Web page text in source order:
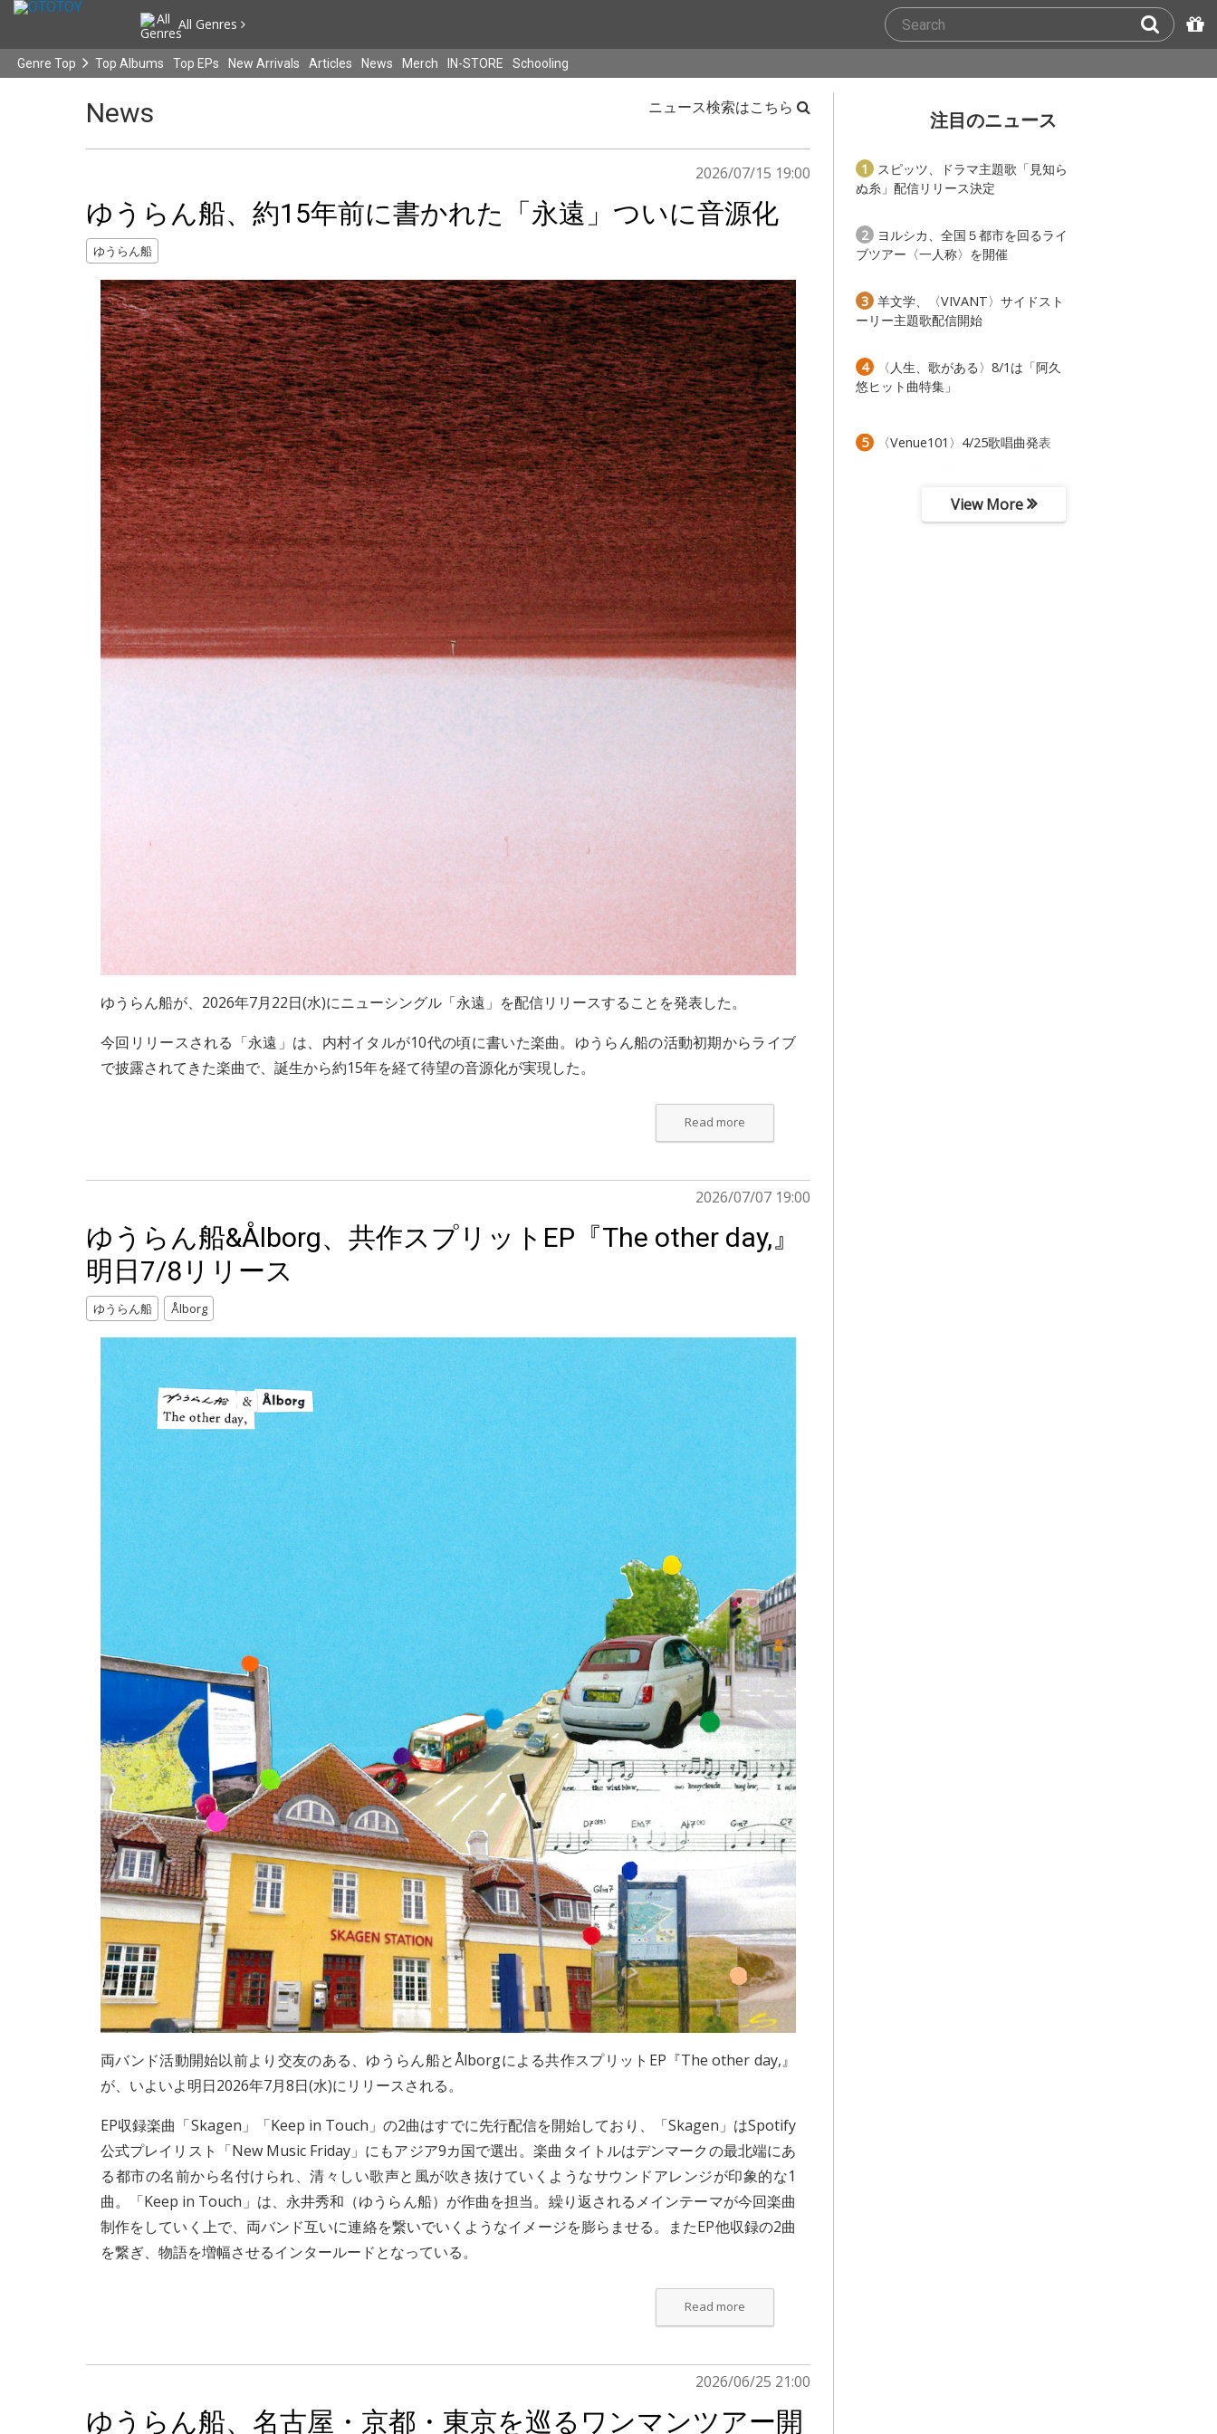
All Genres
Genre Top Top Albums Top EPs New Arrivals Articles News Merch IN-STORE Schooling
News ニュース検索はこちら
2026/07/15 19:00
ゆうらん船、約15年前に書かれた「永遠」ついに音源化
ゆうらん船
ゆうらん船が、2026年7月22日(水)にニューシングル「永遠」を配信リリースすることを発表した。
今回リリースされる「永遠」は、内村イタルが10代の頃に書いた楽曲。ゆうらん船の活動初期からライブ
で披露されてきた楽曲で、誕生から約15年を経て待望の音源化が実現した。
Read more
2026/07/07 19:00
ゆうらん船&Ålborg、共作スプリットEP『The other day,』
明日7/8リリース
ゆうらん船 Ålborg
両バンド活動開始以前より交友のある、 ゆうらん船とÅlborgによる共作スプリットEP『The other day,』
が、いよいよ明日2026年7月8日(水)にリリースされる。
EP収録楽曲「Skagen」「Keep in Touch」の2曲はすでに先行配信を開始しており、「Skagen」はSpotify
公式プレイリスト「New Music Friday」にもアジア9カ国で選出。楽曲タイトルはデンマークの最北端にあ
る都市の名前から名付けられ、清々しい歌声と風が吹き抜けていくようなサウンドアレンジが印象的な1
曲。「Keep in Touch」は、永井秀和（ゆうらん船）が作曲を担当。繰り返されるメインテーマが今回楽曲
制作をしていく上で、両バンド互いに連絡を繋いでいくようなイメージを膨らませる。またEP他収録の2曲
を繋ぎ、物語を増幅させるインタールードとなっている。
Read more
2026/06/25 21:00
ゆうらん船、名古屋・京都・東京を巡るワンマンツアー開
注目のニュース
1
ぬ糸」配信リリース決定
2
ブツアー〈一人称〉を開催
3
ーリー主題歌配信開始
4
悠ヒット曲特集」
5 〈Venue101〉4/25歌唱曲発表
View More